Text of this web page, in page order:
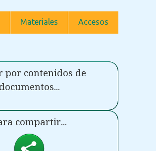
Materiales Accesos
por contenidos de
documentos...
compartir...